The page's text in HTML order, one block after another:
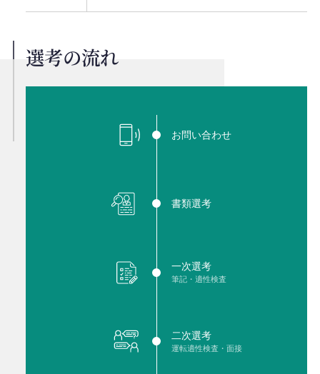
選考の流れ
お問い合わせ
書類選考
一次選考
筆記・適性検査
二次選考
運転適性検査・面接